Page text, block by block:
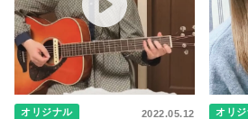
オリジナル 2022.05.12 オリ